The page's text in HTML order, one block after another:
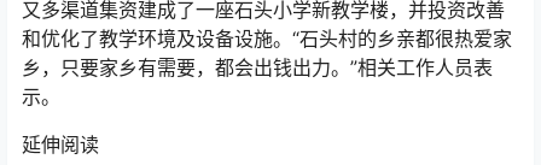
又多渠道集资建成了一座石头小学新教学楼，并投资改善
和优化了教学环境及设备设施。“石头村的乡亲都很热爱家
乡，只要家乡有需要，都会出钱出力。”相关工作人员表
示。
延伸阅读